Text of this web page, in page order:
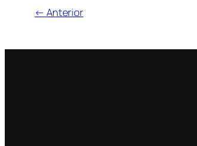
← Anterior